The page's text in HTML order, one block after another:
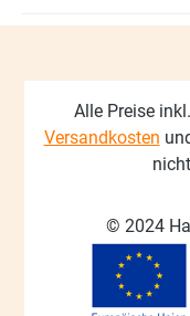
Alle Preise
Versandkosten
© 2024